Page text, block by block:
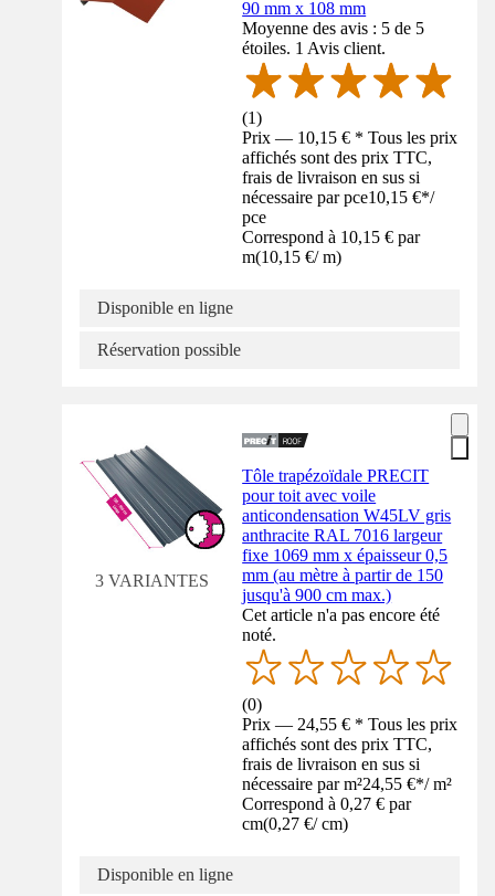
90 mm x 108 mm
Moyenne des avis : 5 de 5
étoiles. 1 Avis client.
(1)
Prix — 10,15 € * Tous les prix
affichés sont des prix TTC,
frais de livraison en sus si
nécessaire par pce10,15 €*/
pce
Correspond à 10,15 € par
m(10,15 €/ m)
Disponible en ligne
Réservation possible
3 VARIANTES
Tôle trapézoïdale PRECIT
pour toit avec voile
anticondensation W45LV gris
anthracite RAL 7016 largeur
fixe 1069 mm x épaisseur 0,5
mm (au mètre à partir de 150
jusqu'à 900 cm max.)
Cet article n'a pas encore été
noté.
(0)
Prix — 24,55 € * Tous les prix
affichés sont des prix TTC,
frais de livraison en sus si
nécessaire par m²24,55 €*/ m²
Correspond à 0,27 € par
cm(0,27 €/ cm)
Disponible en ligne